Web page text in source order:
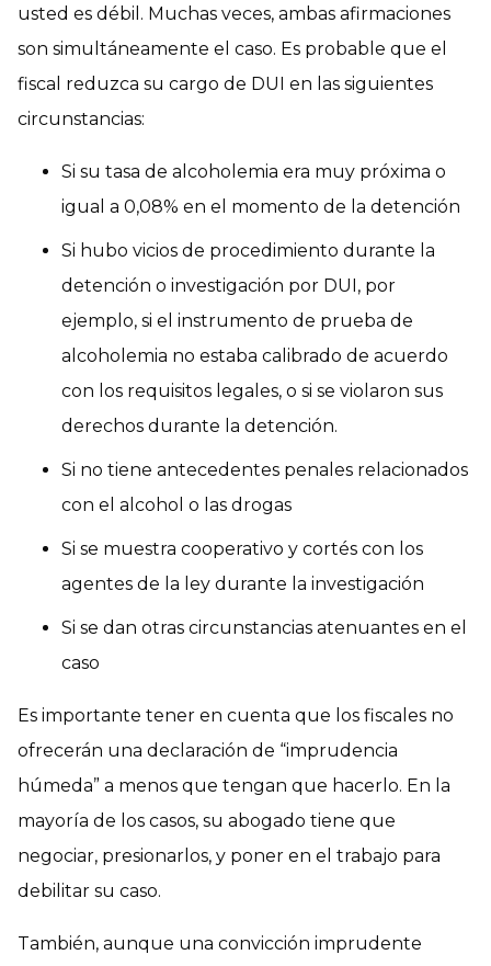
usted es débil. Muchas veces, ambas afirmaciones
son simultáneamente el caso. Es probable que el
fiscal reduzca su cargo de DUI en las siguientes
circunstancias:
Si su tasa de alcoholemia era muy próxima o
igual a 0,08% en el momento de la detención
Si hubo vicios de procedimiento durante la
detención o investigación por DUI, por
ejemplo, si el instrumento de prueba de
alcoholemia no estaba calibrado de acuerdo
con los requisitos legales, o si se violaron sus
derechos durante la detención.
Si no tiene antecedentes penales relacionados
con el alcohol o las drogas
Si se muestra cooperativo y cortés con los
agentes de la ley durante la investigación
Si se dan otras circunstancias atenuantes en el
caso
Es importante tener en cuenta que los fiscales no
ofrecerán una declaración de “imprudencia
húmeda” a menos que tengan que hacerlo. En la
mayoría de los casos, su abogado tiene que
negociar, presionarlos, y poner en el trabajo para
debilitar su caso.
También, aunque una convicción imprudente